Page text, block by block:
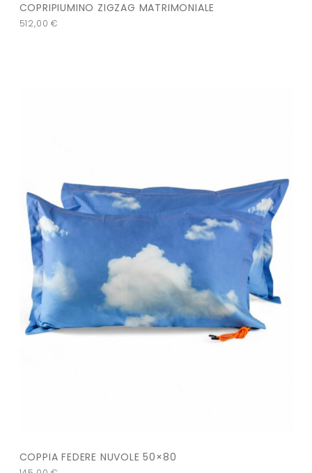
COPRIPIUMINO ZIGZAG MATRIMONIALE
512,00€
COPPIA FEDERE NUVOLE 50×80